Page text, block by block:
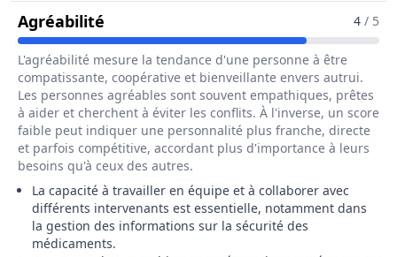
Agréabilité Pour Le Métier De Responsable
4 / 5
L'agréabilité mesure la tendance d'une personne à être
compatissante, coopérative et bienveillante envers autrui.
Les personnes agréables sont souvent empathiques, prêtes
à aider et cherchent à éviter les conflits. À l'inverse, un score
faible peut indiquer une personnalité plus franche, directe
et parfois compétitive, accordant plus d'importance à leurs
besoins qu'à ceux des autres.
La capacité à travailler en équipe et à collaborer avec
différents intervenants est essentielle, notamment dans
la gestion des informations sur la sécurité des
médicaments.